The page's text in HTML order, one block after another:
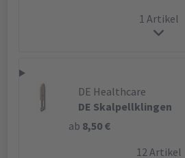
1 Artikel
DE Healthcare
DE Skalpellklingen
ab 8,50 €
12 Artikel